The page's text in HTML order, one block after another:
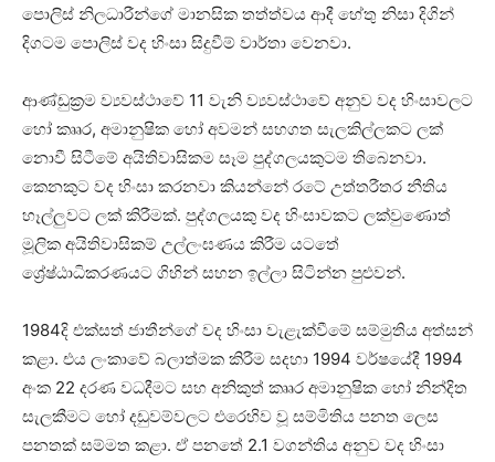
පොලිස් නිලධාරීන්ගේ මානසික තත්ත්වය ආදී හේතු නිසා දිගින්
දිගටම පොලිස් වද හිංසා සිදුවීම් වාර්තා වෙනවා.
ආණ්ඩුක්‍රම ව්‍යවස්ථාවේ 11 වැනි ව්‍යවස්ථාවේ අනුව වද හිංසාවලට
හෝ කෘෘර, අමානුෂික හෝ අවමන් සහගත සැලකිල්ලකට ලක්
නොවී සිටීමේ අයිතිවාසිකම සෑම පුද්ගලයකුටම තිබෙනවා.
කෙනකුට වද හිංසා කරනවා කියන්නේ රටේ උත්තරීතර නීතිය
හෑල්ලුවට ලක් කිරීමක්. පුද්ගලයකු වද හිංසාවකට ලක්වුණොත්
මූලික අයිතිවාසිකම් උල්ලංඝණය කිරීම යටතේ
ශ්‍රේෂ්ඨාධිකරණයට ගිහින් සහන ඉල්ලා සිටින්න පුළුවන්.
1984දි එක්සත් ජාතීන්ගේ වද හිංසා වැළැක්වීමේ සම්මුතිය අත්සන්
කළා. එය ලංකාවේ බලාත්මක කිරීම සදහා 1994 වර්ෂයේදී 1994
අංක 22 දරණ වධදීමට සහ අනිකුත් කෘෘර අමානුෂික හෝ නින්දිත
සැලකීමට හෝ දඩුවම්වලට එරෙහිව වූ සම්මිතිය පනත ලෙස
පනතක් සම්මත කළා. ඒ පනතේ 2.1 වගන්තිය අනුව වද හිංසා